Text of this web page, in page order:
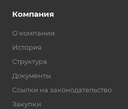
Компания
О компании
История
Структура
Документы
Ссылки на законодательство
Закупки